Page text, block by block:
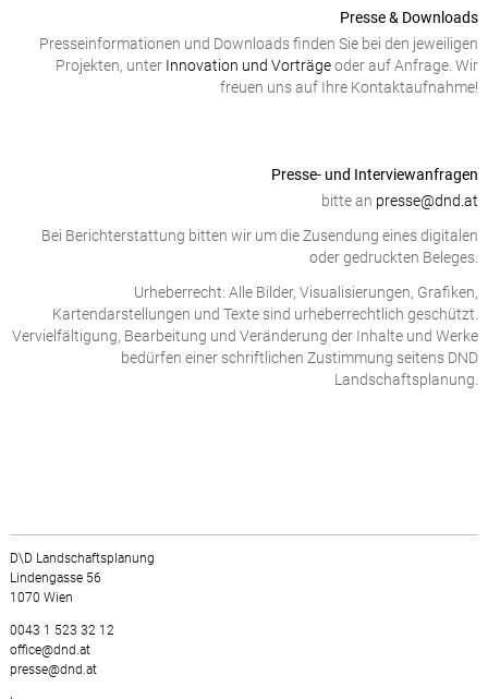
Presse & Downloads
Presseinformationen und Downloads finden Sie bei den jeweiligen
Projekten, unter Innovation und Vorträgeoder auf Anfrage. Wir
freuen uns auf Ihre Kontaktaufnahme!
Presse- und Interviewanfragen
bitte an presse@dnd.at
Bei Berichterstattung bitten wir um die Zusendung eines digitalen
oder gedruckten Beleges.
Urheberrecht: Alle Bilder, Visualisierungen, Grafiken,
Kartendarstellungen und Texte sind urheberrechtlich geschützt.
Vervielfältigung, Bearbeitung und Veränderung der Inhalte und Werke
bedürfen einer schriftlichen Zustimmung seitens DND
Landschaftsplanung.
D\D Landschaftsplanung
Lindengasse 56
1070 Wien
0043 1 523 32 12
office@dnd.at
presse@dnd.at